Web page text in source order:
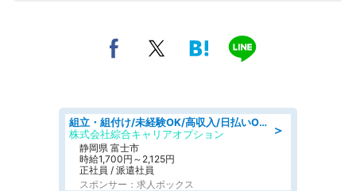
＞
組立・組付け/未経験OK/高収入/日払いOK/寮費無料/交替制
株式会社綜合キャリアオプション
静岡県 富士市
時給1,700円～2,125円
正社員 / 派遣社員
スポンサー：求人ボックス